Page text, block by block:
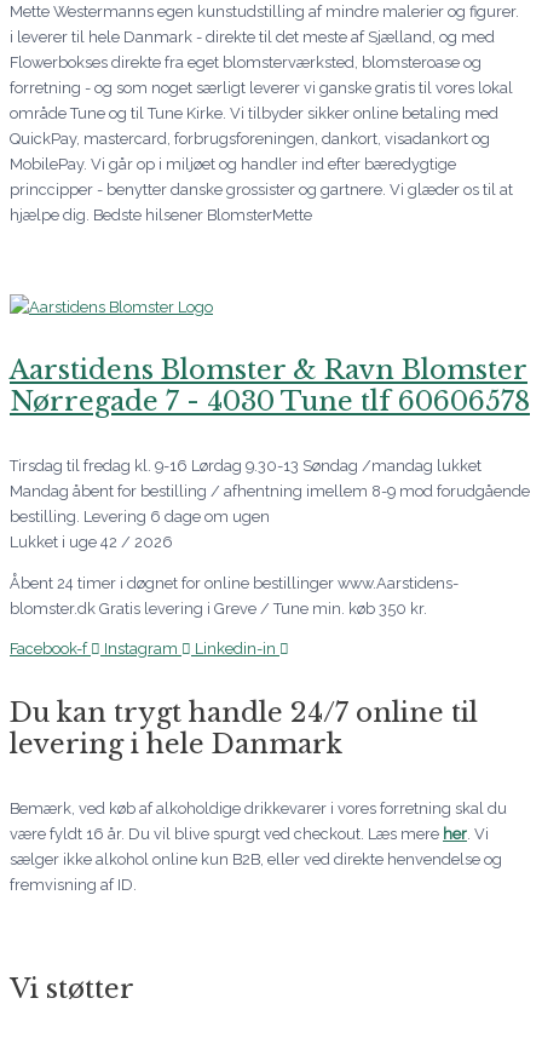
Mette Westermanns egen kunstudstilling af mindre malerier og figurer.
i leverer til hele Danmark - direkte til det meste af Sjælland, og med
Flowerbokses direkte fra eget blomsterværksted, blomsteroase og
forretning - og som noget særligt leverer vi ganske gratis til vores lokal
område Tune og til Tune Kirke. Vi tilbyder sikker online betaling med
QuickPay, mastercard, forbrugsforeningen, dankort, visadankort og
MobilePay. Vi går op i miljøet og handler ind efter bæredygtige
princcipper - benytter danske grossister og gartnere. Vi glæder os til at
hjælpe dig. Bedste hilsener BlomsterMette
Aarstidens Blomster & Ravn Blomster
Nørregade 7 - 4030 Tune tlf 60606578
Tirsdag til fredag kl. 9-16 Lørdag 9.30-13 Søndag /mandag lukket
Mandag åbent for bestilling / afhentning imellem 8-9 mod forudgående
bestilling. Levering 6 dage om ugen
Lukket i uge 42 / 2026
Åbent 24 timer i døgnet for online bestillinger www.Aarstidens-
blomster.dk Gratis levering i Greve / Tune min. køb 350 kr.
Facebook-f Instagram Linkedin-in
Du kan trygt handle 24/7 online til
levering i hele Danmark
Bemærk, ved køb af alkoholdige drikkevarer i vores forretning skal du
være fyldt 16 år. Du vil blive spurgt ved checkout. Læs mere her . Vi
sælger ikke alkohol online kun B2B, eller ved direkte henvendelse og
fremvisning af ID.
Vi støtter